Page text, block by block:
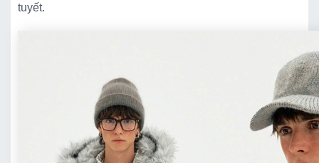
tuyết.